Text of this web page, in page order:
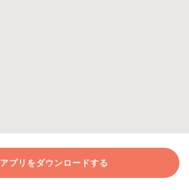
アプリをダウンロードする